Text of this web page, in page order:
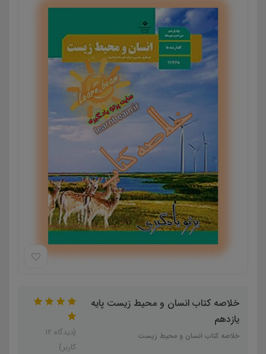
خلاصه کتاب انسان و محیط زیست پایه
یازدهم
خلاصه کتاب انسان و محیط زیست
(دیدگاه 12
کاربر)